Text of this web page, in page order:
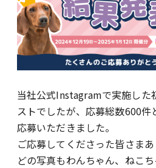
当社公式Instagramで実施した
ストでしたが、応募総数600
応募いただきました。
ご応募してくださった皆さまあ
どの写真もわんちゃん、ねこ